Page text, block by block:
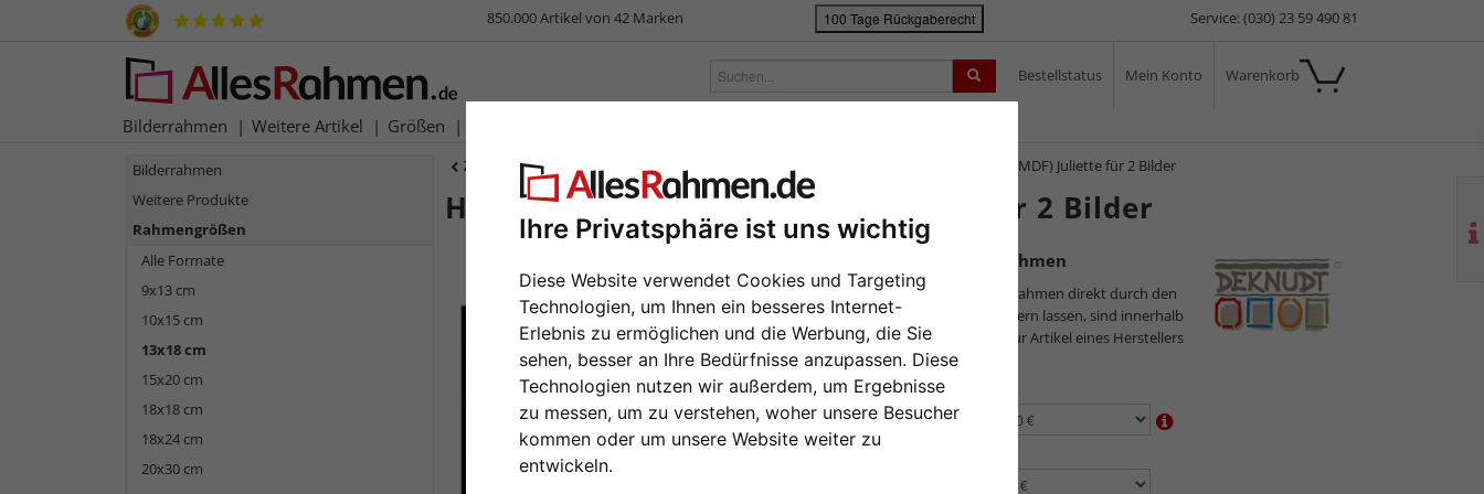
Ihre Privatsphäre ist uns wichtig
Diese Website verwendet Cookies und Targeting
Technologien, um Ihnen ein besseres Internet-
Erlebnis zu ermöglichen und die Werbung, die Sie
sehen, besser an Ihre Bedürfnisse anzupassen. Diese
Technologien nutzen wir außerdem, um Ergebnisse
zu messen, um zu verstehen, woher unsere Besucher
kommen oder um unsere Website weiter zu
entwickeln.
850.000 Artikel von 42 Marken 100 Tage Rückgaberecht Service: (030) 23 59 490 81
Bestellstatus Mein Konto Warenkorb
Bilderrahmen Weitere Artikel Größen
Zurück |Bilderrahmen-Shop Rahmengrößen Holz-Galerierahmen (MDF) Juliette für 2 Bilder
Holz-Galerierahmen (MDF) Juliette für 2 Bilder
2er Galerierahmen
Da wir die Bilderrahmen direkt durch den
Hersteller ausliefern lassen, sind innerhalb
eines Auftrags nur Artikel eines Herstellers
möglich.
Format wählen:
Bilderrahmen
Weitere Produkte
Rahmengrößen
Alle Formate
9x13 cm
10x15 cm
13x18 cm
15x20 cm
18x18 cm
18x24 cm
20x30 cm